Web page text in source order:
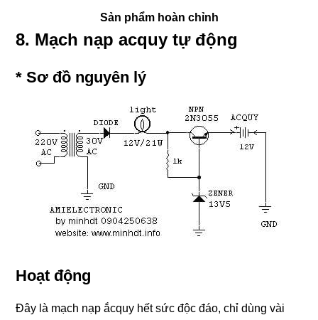
Sản phẩm hoàn chỉnh
8. Mạch nạp acquy tự động
* Sơ đồ nguyên lý
Hoạt động
Đây là mạch nạp ắcquy hết sức độc đáo, chỉ dùng vài